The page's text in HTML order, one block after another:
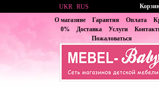
О магазине Гарантия Оплата
0%
Доставка Услуги
Пожаловаться
UKR RUS